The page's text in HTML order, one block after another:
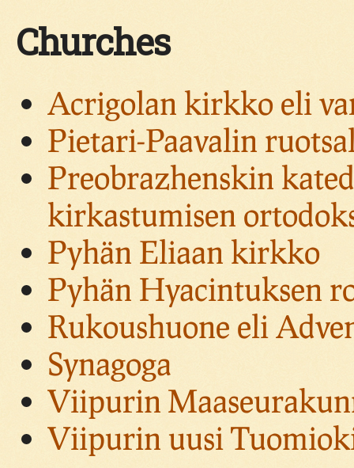
Churches
Acrigolan kirkko eli
Pietari-Paavalin
Preobrazhenskin
kirkastumisen
Pyhän Eliaan kirkko
Pyhän Hyacintuksen
Rukoushuone eli
Synagoga
Viipurin
Viipurin uusi